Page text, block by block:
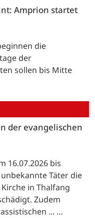
Amprion startet
die
der
sollen bis Mitte
der evangelischen
16.07.2026 bis
Täter die
in Thalfang
Zudem
... …